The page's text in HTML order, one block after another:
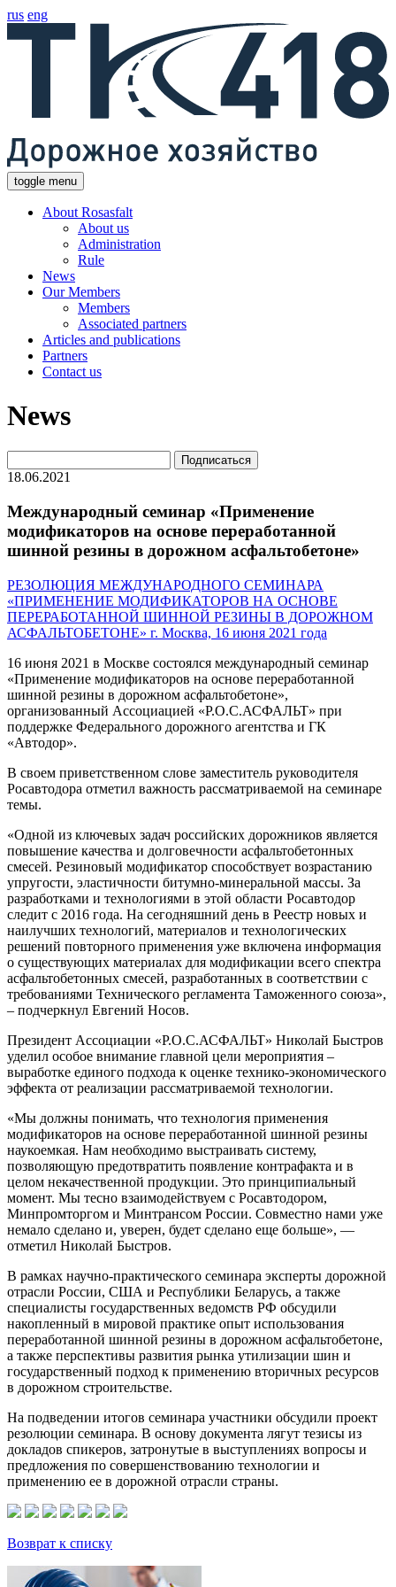
rus eng
toggle menu
About Rosasfalt
About us
Administration
Rule
News
Our Members
Members
Associated partners
Articles and publications
Partners
Contact us
News
18.06.2021
Международный семинар «Применение
модификаторов на основе переработанной
шинной резины в дорожном асфальтобетоне»
РЕЗОЛЮЦИЯ МЕЖДУНАРОДНОГО СЕМИНАРА
«ПРИМЕНЕНИЕ МОДИФИКАТОРОВ НА ОСНОВЕ
ПЕРЕРАБОТАННОЙ ШИННОЙ РЕЗИНЫ В ДОРОЖНОМ
АСФАЛЬТОБЕТОНЕ» г. Москва, 16 июня 2021 года
16 июня 2021 в Москве состоялся международный семинар
«Применение модификаторов на основе переработанной
шинной резины в дорожном асфальтобетоне»,
организованный Ассоциацией «Р.О.С.АСФАЛЬТ» при
поддержке Федерального дорожного агентства и ГК
«Автодор».
В своем приветственном слове заместитель руководителя
Росавтодора отметил важность рассматриваемой на семинаре
темы.
«Одной из ключевых задач российских дорожников является
повышение качества и долговечности асфальтобетонных
смесей. Резиновый модификатор способствует возрастанию
упругости, эластичности битумно-минеральной массы. За
разработками и технологиями в этой области Росавтодор
следит с 2016 года. На сегодняшний день в Реестр новых и
наилучших технологий, материалов и технологических
решений повторного применения уже включена информация
о существующих материалах для модификации всего спектра
асфальтобетонных смесей, разработанных в соответствии с
требованиями Технического регламента Таможенного союза»,
– подчеркнул Евгений Носов.
Президент Ассоциации «Р.О.С.АСФАЛЬТ» Николай Быстров
уделил особое внимание главной цели мероприятия –
выработке единого подхода к оценке технико-экономического
эффекта от реализации рассматриваемой технологии.
«Мы должны понимать, что технология применения
модификаторов на основе переработанной шинной резины
наукоемкая. Нам необходимо выстраивать систему,
позволяющую предотвратить появление контрафакта и в
целом некачественной продукции. Это принципиальный
момент. Мы тесно взаимодействуем с Росавтодором,
Минпромторгом и Минтрансом России. Совместно нами уже
немало сделано и, уверен, будет сделано еще больше», —
отметил Николай Быстров.
В рамках научно-практического семинара эксперты дорожной
отрасли России, США и Республики Беларусь, а также
специалисты государственных ведомств РФ обсудили
накопленный в мировой практике опыт использования
переработанной шинной резины в дорожном асфальтобетоне,
а также перспективы развития рынка утилизации шин и
государственный подход к применению вторичных ресурсов
в дорожном строительстве.
На подведении итогов семинара участники обсудили проект
резолюции семинара. В основу документа лягут тезисы из
докладов спикеров, затронутые в выступлениях вопросы и
предложения по совершенствованию технологии и
применению ее в дорожной отрасли страны.
Возврат к списку